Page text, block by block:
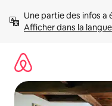
directement
Afficher dans la